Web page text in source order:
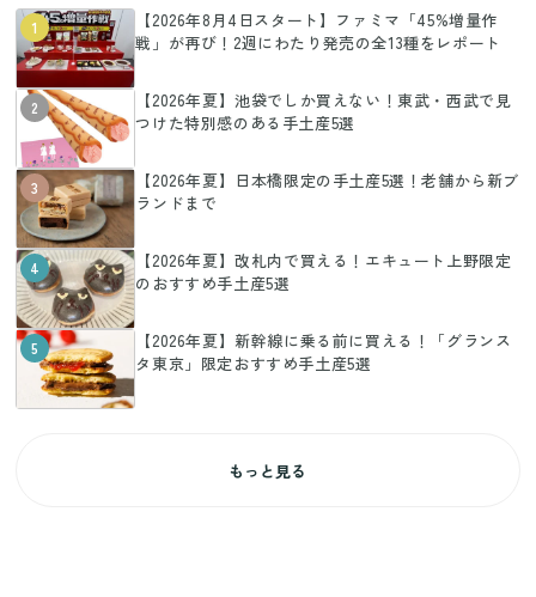
1
【2026年8月4日スタート】ファミマ「45%増量作
戦」が再び！2週にわたり発売の全13種をレポート
2
【2026年夏】池袋でしか買えない！東武・西武で見
つけた特別感のある手土産5選
3
【2026年夏】日本橋限定の手土産5選！老舗から新ブ
ランドまで
4
【2026年夏】改札内で買える！エキュート上野限定
のおすすめ手土産5選
5
【2026年夏】新幹線に乗る前に買える！「グランス
タ東京」限定おすすめ手土産5選
もっと見る